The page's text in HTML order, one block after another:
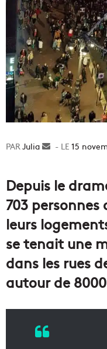
Julia
Envoyer
15
️Depuis le
703 personnes
leurs
se tenait une
dans les rues
autour de